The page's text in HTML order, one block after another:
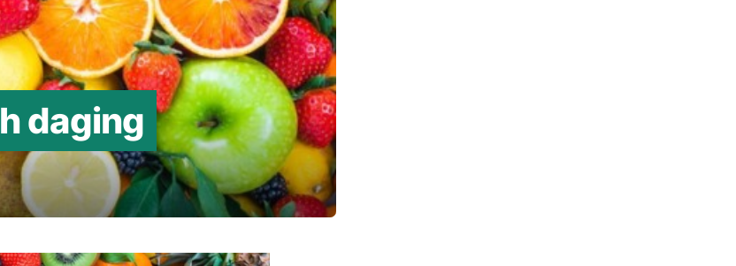
daging